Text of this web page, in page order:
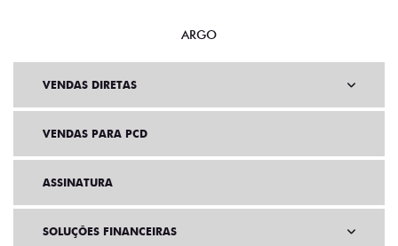
ARGO
VENDAS DIRETAS
VENDAS PARA PCD
ASSINATURA
SOLUÇÕES FINANCEIRAS